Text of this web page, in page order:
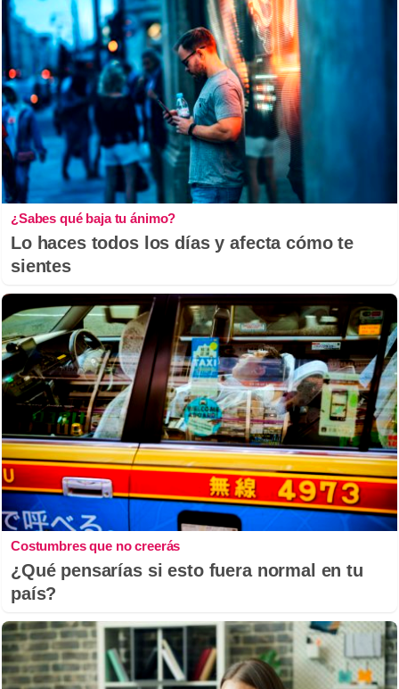
¿Sabes qué baja tu ánimo?
Lo haces todos los días y afecta cómo te
sientes
Costumbres que no creerás
¿Qué pensarías si esto fuera normal en tu
país?